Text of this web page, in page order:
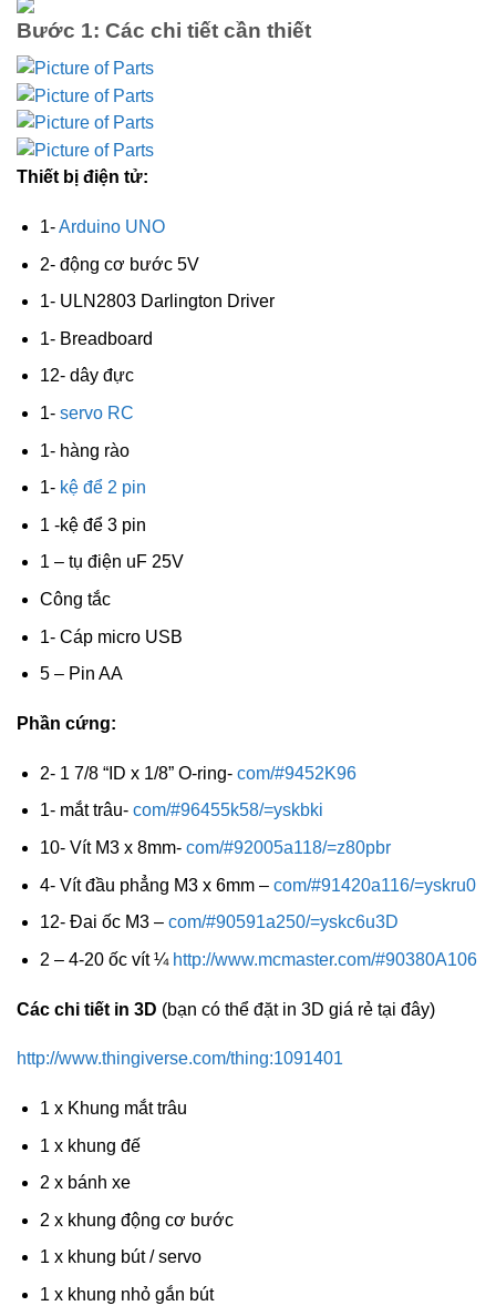
Bước 1: Các chi tiết cần thiết
Thiết bị điện tử:
1-Arduino UNO
2- động cơ bước 5V
1- ULN2803 Darlington Driver
1- Breadboard
12- dây đực
1- servo RC
1- hàng rào
1-kệ để 2 pin
1 -kệ để 3 pin
1 – tụ điện uF 25V
Công tắc
1- Cáp micro USB
5 – Pin AA
Phần cứng:
2- 1 7/8 “ID x 1/8” O-ring- com/#9452K96
1- mắt trâu- com/#96455k58/=yskbki
10- Vít M3 x 8mm- com/#92005a118/=z80pbr
4- Vít đầu phẳng M3 x 6mm – com/#91420a116/=yskru0
12- Đai ốc M3 – com/#90591a250/=yskc6u3D
2 – 4-20 ốc vít ¼ http://www.mcmaster.com/#90380A106
Các chi tiết in 3D (bạn có thể đặt in 3D giá rẻ tại đây)
http://www.thingiverse.com/thing:1091401
1 x Khung mắt trâu
1 x khung đế
2 x bánh xe
2 x khung động cơ bước
1 x khung bút / servo
1 x khung nhỏ gắn bút